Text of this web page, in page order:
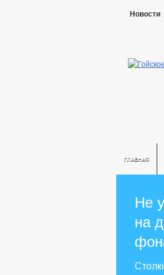
Новости
ГЛАВНАЯ
Не
на